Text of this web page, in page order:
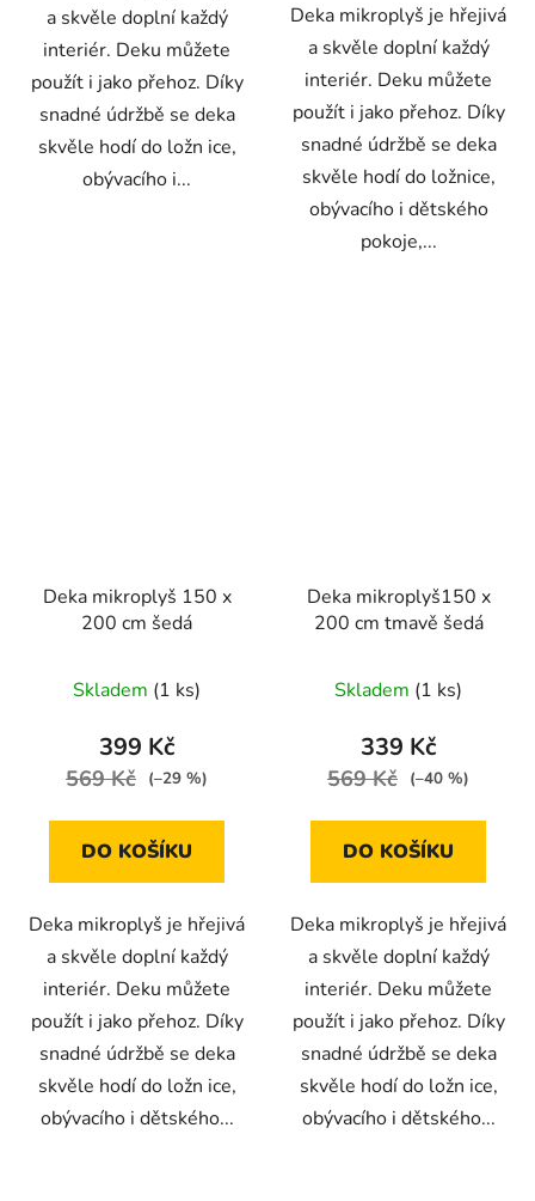
a skvěle doplní každý
interiér. Deku můžete
použít i jako přehoz. Díky
snadné údržbě se deka
skvěle hodí do ložn ice,
obývacího i...
Deka mikroplyš je hřejivá
a skvěle doplní každý
interiér. Deku můžete
použít i jako přehoz. Díky
snadné údržbě se deka
skvěle hodí do ložnice,
obývacího i dětského
pokoje,...
Deka mikroplyš 150 x
200 cm šedá
Skladem (1 ks)
399 Kč
569 Kč (–29 %)
DO KOŠÍKU
Deka mikroplyš je hřejivá
a skvěle doplní každý
interiér. Deku můžete
použít i jako přehoz. Díky
snadné údržbě se deka
skvěle hodí do ložn ice,
obývacího i dětského...
Deka mikroplyš150 x
200 cm tmavě šedá
Skladem (1 ks)
339 Kč
569 Kč (–40 %)
DO KOŠÍKU
Deka mikroplyš je hřejivá
a skvěle doplní každý
interiér. Deku můžete
použít i jako přehoz. Díky
snadné údržbě se deka
skvěle hodí do ložn ice,
obývacího i dětského...